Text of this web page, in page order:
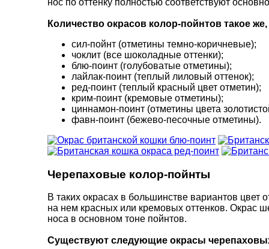
нос по оттенку полностью соответствуют
Количество окрасов колор-пойнтов такое
сил-пойнт (отметины темно-коричневые);
чоклит (все шоколадные оттенки);
блю-поинт (голубоватые отметины);
лайлак-поинт (теплый лиловый оттенок);
ред-поинт (теплый красный цвет отметин);
крим-поинт (кремовые отметины);
циннамон-поинт (отметины цвета
фавн-поинт (бежево-песочные отметины).
Черепаховые колор-пойнты
В таких окрасах в большинстве вариантов цвет
на нем красных или кремовых оттенков. Окрас
носа в основном тоне пойнтов.
Существуют следующие окрасы